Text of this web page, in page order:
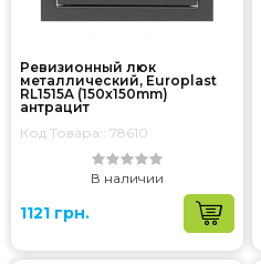
Ревизионный люк
металлический, Europlast
RL1515A (150x150mm)
антрацит
Код Товара:: 78610
В наличии
1121 грн.